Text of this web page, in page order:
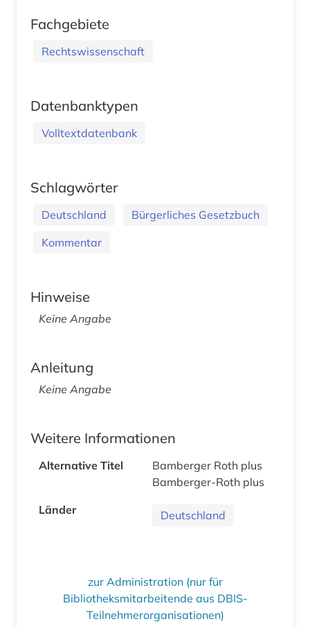
Fachgebiete
Rechtswissenschaft
Datenbanktypen
Volltextdatenbank
Schlagwörter
Deutschland
Bürgerliches Gesetzbuch
Kommentar
Hinweise
Keine Angabe
Anleitung
Keine Angabe
Weitere Informationen
Alternative Titel
Bamberger Roth plus
Bamberger-Roth plus
Länder
Deutschland
zur Administration (nur für
Bibliotheksmitarbeitende aus DBIS-
Teilnehmerorganisationen)